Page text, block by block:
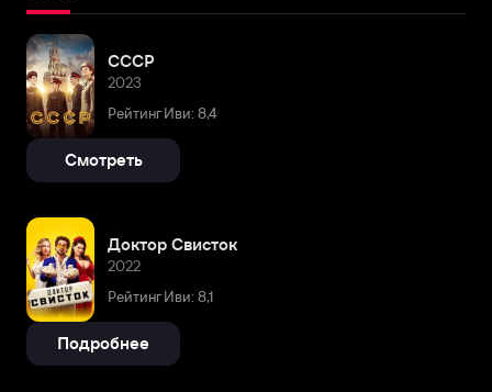
СССР
2023
Рейтинг Иви: 8,4
Смотреть
Доктор Свисток
2022
Рейтинг Иви: 8,1
Подробнее